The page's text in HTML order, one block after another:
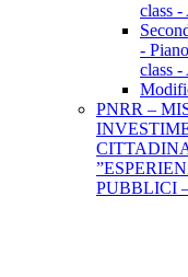
class
-
class
PNRR –
PUBBLICI